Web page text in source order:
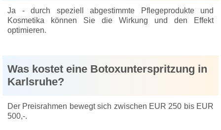
Ja - durch speziell abgestimmte Pflegeprodukte und
Kosmetika können Sie die Wirkung und den Effekt
optimieren.
Was kostet eine Botoxunterspritzung in
Karlsruhe?
Der Preisrahmen bewegt sich zwischen EUR 250 bis EUR
500,-.